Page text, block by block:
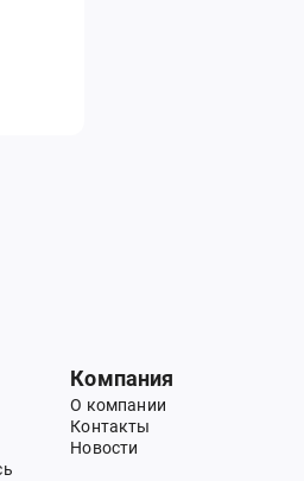
Компания
О компании
Контакты
Новости